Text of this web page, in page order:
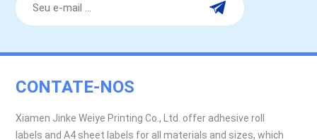
CONTATE-NOS
Xiamen Jinke Weiye Printing Co., Ltd. offer adhesive roll
labels and A4 sheet labels for all materials and sizes, which